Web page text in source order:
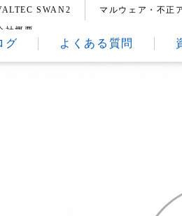
SWAN2 マルウェア・不正
社概要
グ よくある質問